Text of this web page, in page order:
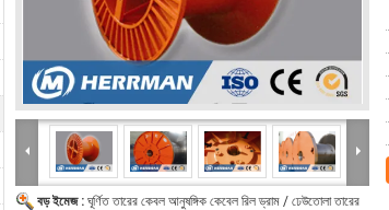
বড় ইমেজ : ঘূর্ণিত তারের কেবল আনুষঙ্গিক কেবেল রিল ড্রাম / ঢেউতোলা তারের